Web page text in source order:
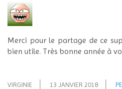
Merci pour le partage de ce
bien utile. Très bonne année à
VIRGINIE 13 JANVIER 2018